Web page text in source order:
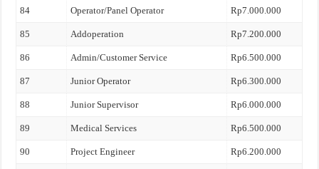
84 Operator/Panel Operator Rp7.000.000
85 Addoperation Rp7.200.000
86 Admin/Customer Service Rp6.500.000
87 Junior Operator Rp6.300.000
88 Junior Supervisor Rp6.000.000
89 Medical Services Rp6.500.000
90 Project Engineer Rp6.200.000